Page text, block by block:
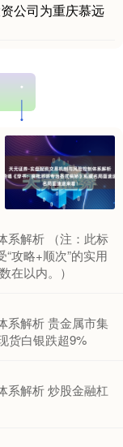
+2.13%
+1.02%
公司为重庆慕远
系解析 （注：此标
攻略+顺次”的实用
在以内。）
系解析 贵金属市集
货白银跌超9%
系解析 炒股金融杠